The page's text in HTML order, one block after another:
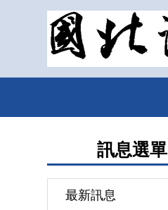
訊息選單
最新訊息